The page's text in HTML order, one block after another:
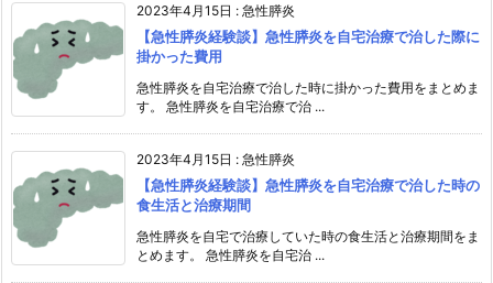
2023年4月15日 : 急性膵炎
【急性膵炎経験談】急性膵炎を自宅治療で治した際に
掛かった費用
急性膵炎を自宅治療で治した時に掛かった費用をまとめま
す。 急性膵炎を自宅治療で治 ...
2023年4月15日 : 急性膵炎
【急性膵炎経験談】急性膵炎を自宅治療で治した時の
食生活と治療期間
急性膵炎を自宅で治療していた時の食生活と治療期間をま
とめます。 急性膵炎を自宅治 ...